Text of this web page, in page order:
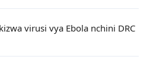
virusi vya Ebola nchini DRC